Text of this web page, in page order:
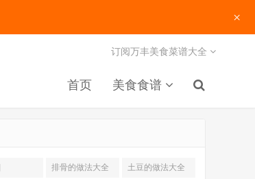
首页 美食食谱
订阅万丰美食菜谱大全
排骨的做法大全 土豆的做法大全
×